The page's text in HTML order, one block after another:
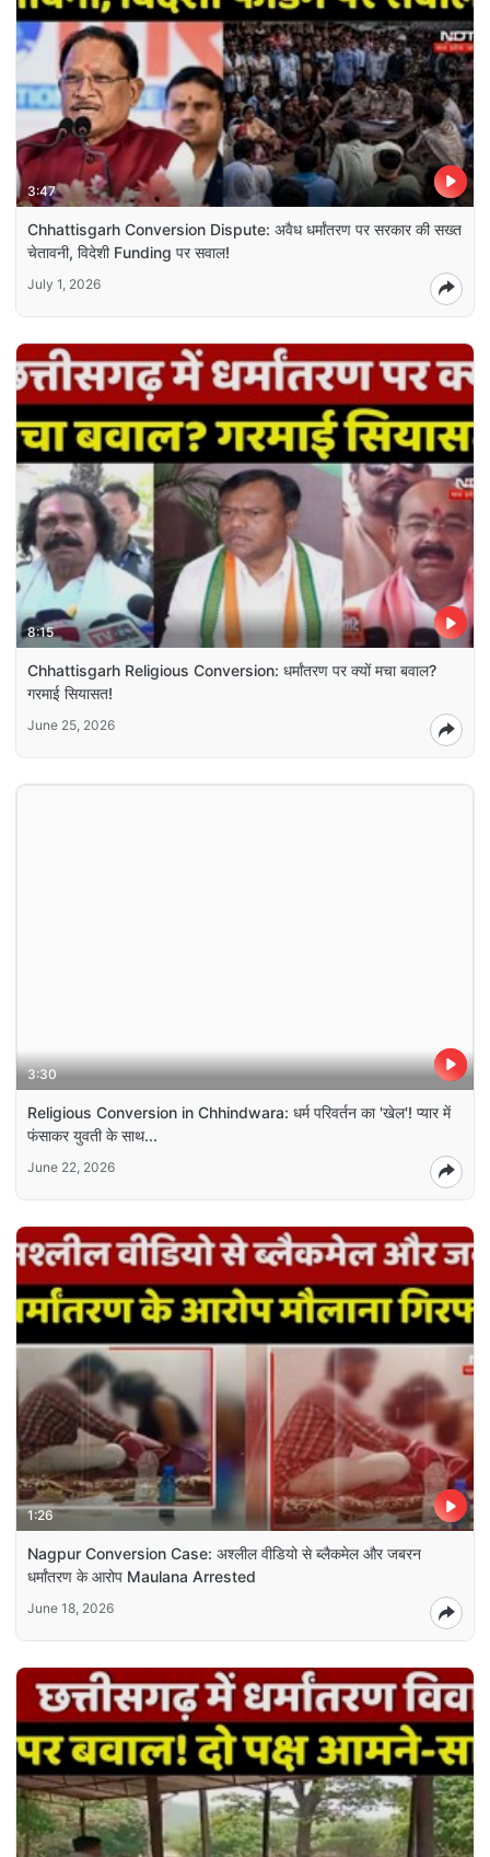
3:47
Chhattisgarh Conversion Dispute: अवैध धर्मांतरण पर सरकार की सख्त
चेतावनी, विदेशी Funding पर सवाल!
July 1, 2026
8:15
Chhattisgarh Religious Conversion: धर्मांतरण पर क्यों मचा बवाल?
गरमाई सियासत!
June 25, 2026
3:30
Religious Conversion in Chhindwara: धर्म परिवर्तन का 'खेल'! प्यार में
फंसाकर युवती के साथ...
June 22, 2026
1:26
Nagpur Conversion Case: अश्लील वीडियो से ब्लैकमेल और जबरन
धर्मांतरण के आरोप Maulana Arrested
June 18, 2026